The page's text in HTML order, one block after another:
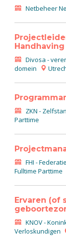
Netbeheer
Divosa -
domein
ZKN -
Parttime
FHI -
Fulltime Parttime
Ervaren (of
KNOV -
Verloskundigen